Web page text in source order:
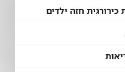
חזה ילדים